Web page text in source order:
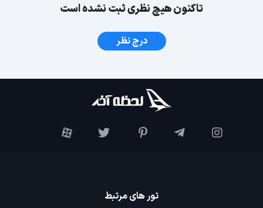
تاکنون هیچ نظری ثبت نشده است
درج نظر
تور های مرتبط